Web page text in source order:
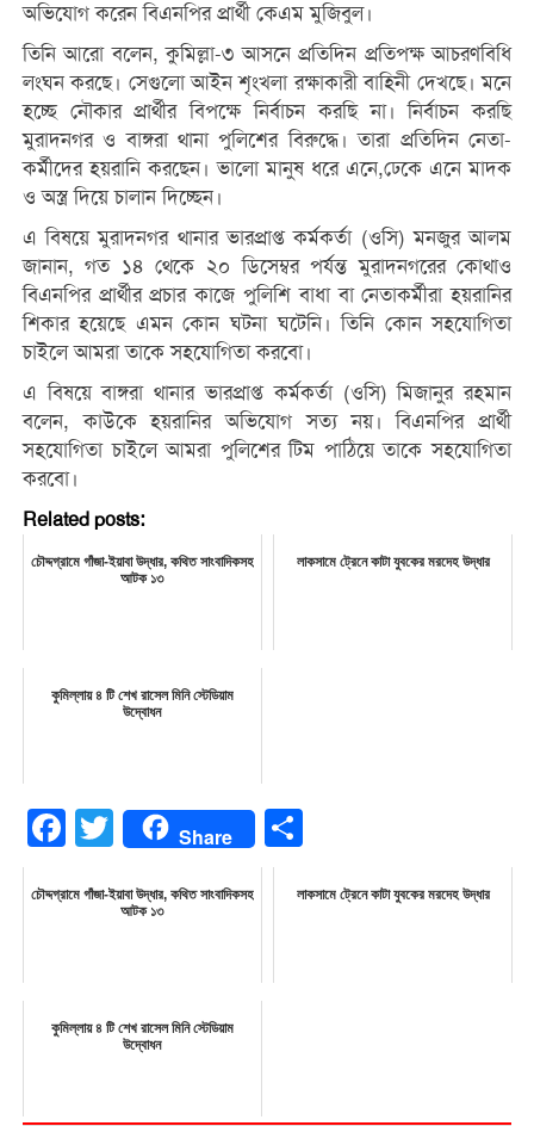
অভিযোগ করেন বিএনপির প্রার্থী কেএম মুজিবুল।
তিনি আরো বলেন, কুমিল্লা-৩ আসনে প্রতিদিন প্রতিপক্ষ আচরণবিধি
লংঘন করছে। সেগুলো আইন শৃংখলা রক্ষাকারী বাহিনী দেখছে। মনে
হচ্ছে নৌকার প্রার্থীর বিপক্ষে নির্বাচন করছি না। নির্বাচন করছি
মুরাদনগর ও বাঙ্গরা থানা পুলিশের বিরুদ্ধে। তারা প্রতিদিন নেতা-
কর্মীদের হয়রানি করছেন। ভালো মানুষ ধরে এনে,ঢেকে এনে মাদক
ও অস্ত্র দিয়ে চালান দিচ্ছেন।
এ বিষয়ে মুরাদনগর থানার ভারপ্রাপ্ত কর্মকর্তা (ওসি) মনজুর আলম
জানান, গত ১৪ থেকে ২০ ডিসেম্বর পর্যন্ত মুরাদনগরের কোথাও
বিএনপির প্রার্থীর প্রচার কাজে পুলিশি বাধা বা নেতাকর্মীরা হয়রানির
শিকার হয়েছে এমন কোন ঘটনা ঘটেনি। তিনি কোন সহযোগিতা
চাইলে আমরা তাকে সহযোগিতা করবো।
এ বিষয়ে বাঙ্গরা থানার ভারপ্রাপ্ত কর্মকর্তা (ওসি) মিজানুর রহমান
বলেন, কাউকে হয়রানির অভিযোগ সত্য নয়। বিএনপির প্রার্থী
সহযোগিতা চাইলে আমরা পুলিশের টিম পাঠিয়ে তাকে সহযোগিতা
করবো।
Related posts:
চৌদ্দগ্রামে গাঁজা-ইয়াবা উদ্ধার, কথিত সাংবাদিকসহ
আটক ১৩
লাকসামে ট্রেনে কাটা যুবকের মরদেহ উদ্ধার
কুমিল্লায় ৪ টি শেখ রাসেল মিনি স্টেডিয়াম
উদ্বোধন
Facebook
Twitter Share
চৌদ্দগ্রামে গাঁজা-ইয়াবা উদ্ধার, কথিত সাংবাদিকসহ
আটক ১৩
লাকসামে ট্রেনে কাটা যুবকের মরদেহ উদ্ধার
কুমিল্লায় ৪ টি শেখ রাসেল মিনি স্টেডিয়াম
উদ্বোধন